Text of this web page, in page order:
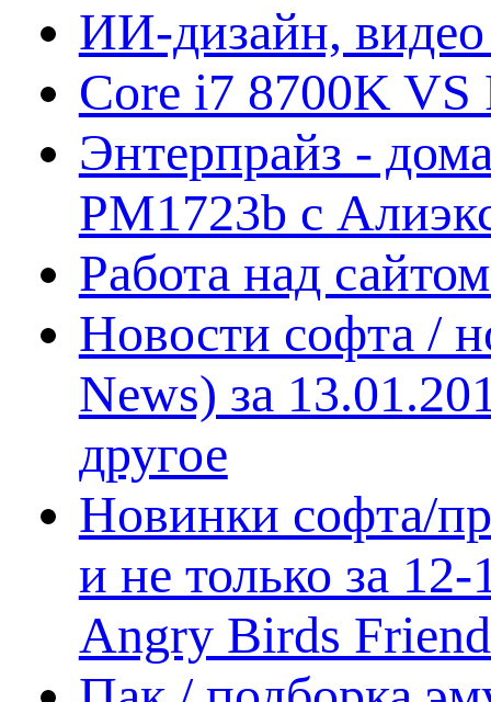
ИИ-дизайн,
Core i7 8700K VS
Энтерпрайз -
PM1723b с
Работа над
Новости софта /
News) за
другое
Новинки софта/
и не только за
Angry Birds